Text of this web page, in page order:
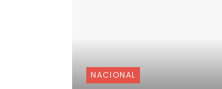
NACIONAL